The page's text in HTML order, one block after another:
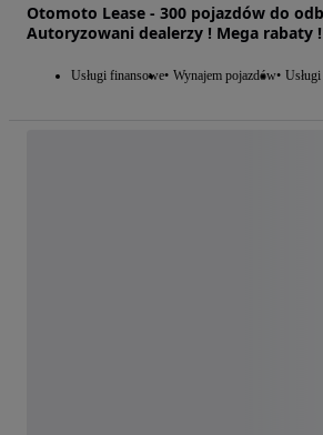
Otomoto Lease - 300 pojazdów do
Autoryzowani dealerzy ! Mega rabaty !
Usługi finansowe Wynajem pojazdów